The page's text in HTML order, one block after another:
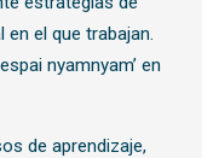
el que trabajan.
nyamnyam’ en
de aprendizaje,